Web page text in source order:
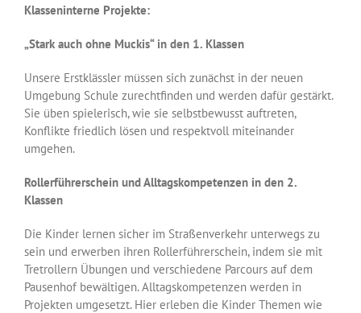
Klasseninterne Projekte:
„Stark auch ohne Muckis“ in den 1. Klassen
Unsere Erstklässler müssen sich zunächst in der neuen
Umgebung Schule zurechtfinden und werden dafür gestärkt.
Sie üben spielerisch, wie sie selbstbewusst auftreten,
Konflikte friedlich lösen und respektvoll miteinander
umgehen.
Rollerführerschein und Alltagskompetenzen in den 2.
Klassen
Die Kinder lernen sicher im Straßenverkehr unterwegs zu
sein und erwerben ihren Rollerführerschein, indem sie mit
Tretrollern Übungen und verschiedene Parcours auf dem
Pausenhof bewältigen. Alltagskompetenzen werden in
Projekten umgesetzt. Hier erleben die Kinder Themen wie